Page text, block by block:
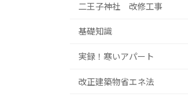
二王子神社 改修工事
基礎知識
実録！寒いアパート
改正建築物省エネ法